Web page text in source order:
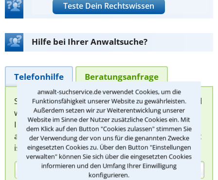
anwalt-suchservice.de verwendet Cookies, um die
Funktionsfähigkeit unserer Website zu gewährleisten.
Außerdem setzen wir zur Weiterentwicklung unserer
Website im Sinne der Nutzer zusätzliche Cookies ein. Mit
dem Klick auf den Button "Cookies zulassen" stimmen Sie
der Verwendung der von uns für die genannten Zwecke
eingesetzten Cookies zu. Über den Button "Einstellungen
verwalten" können Sie sich über die eingesetzten Cookies
informieren und den Umfang Ihrer Einwilligung
konfigurieren.
Teste Dein Rechtswissen
Hilfe bei Ihrer Anwaltsuche?
Telefonhilfe Beratungsanfrage
Sie können hier Ihren Fall schildern. Anschließend
werden sich spezialisierte Rechtsanwälte bei
Ihnen melden, um das weitere Vorgehen
abzuklären. Die Rückmeldung durch einen Anwalt
ist für Sie kostenlos.
(Anrede)